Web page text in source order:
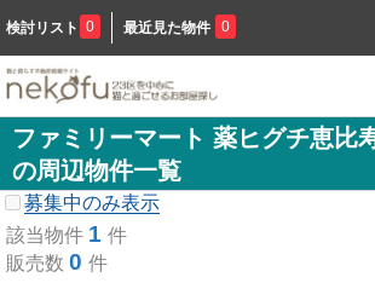
検討リスト 0 最近見た物件 0
ファミリーマート 薬ヒグチ恵比
の周辺物件一覧
募集中のみ表示
該当物件 1 件
販売数 0 件